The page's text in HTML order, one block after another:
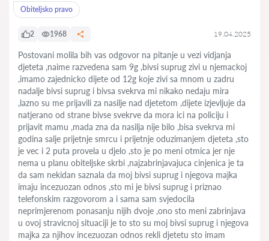
Obiteljsko pravo
2 1968 19.04.2025
Postovani molila bih vas odgovor na pitanje u vezi vidjanja
djeteta ,naime razvedena sam 9g ,bivsi suprug zivi u njemackoj
,imamo zajednicko dijete od 12g koje zivi sa mnom u zadru
nadalje bivsi suprug i bivsa svekrva mi nikako nedaju mira
,lazno su me prijavili za nasilje nad djetetom ,dijete izjevljuje da
natjerano od strane bivse svekrve da mora ici na policiju i
prijavit mamu ,mada zna da nasilja nije bilo ,bisa svekrva mi
godina salje prijetnje smrcu i prijetnje oduzimanjem djeteta ,sto
je vec i 2 puta provela u djelo ,sto je po meni otmica jer nje
nema u planu obiteljske skrbi ,najzabrinjavajuca cinjenica je ta
da sam nekidan saznala da moj bivsi suprug i njegova majka
imaju incezuozan odnos ,sto mi je bivsi suprug i priznao
telefonskim razgovorom a i sama sam svjedocila
neprimjerenom ponasanju nijih dvoje ,ono sto meni zabrinjava
u ovoj stravicnoj situaciji je to sto su moj bivsi suprug i njegova
majka za njihov incezuozan odnos rekli djetetu sto imam